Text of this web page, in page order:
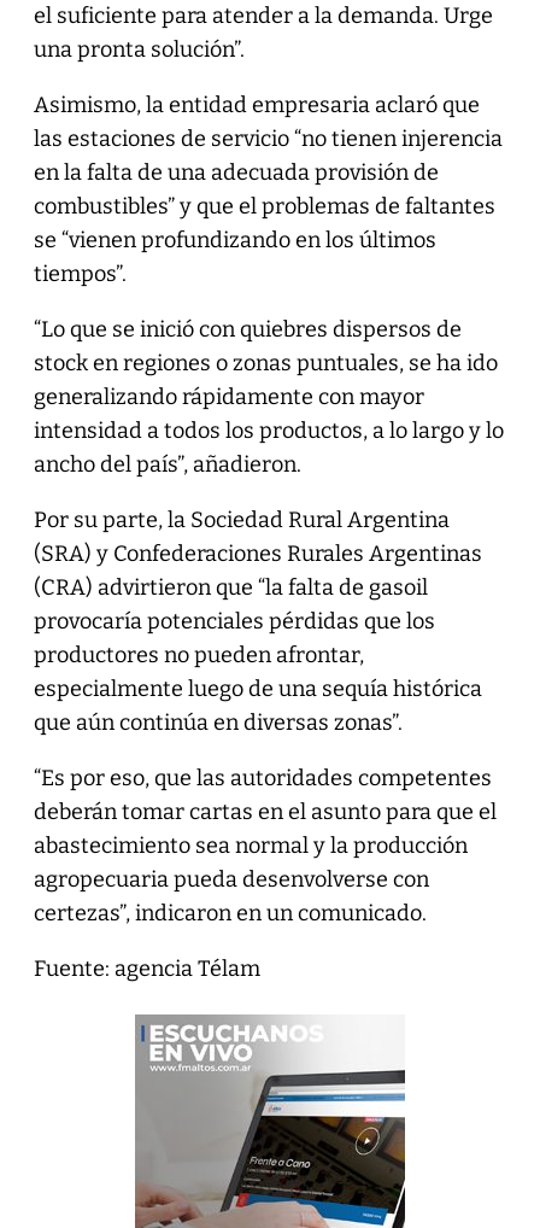
el suficiente para atender a la demanda. Urge
una pronta solución”.
Asimismo, la entidad empresaria aclaró que
las estaciones de servicio “no tienen injerencia
en la falta de una adecuada provisión de
combustibles” y que el problemas de faltantes
se “vienen profundizando en los últimos
tiempos”.
“Lo que se inició con quiebres dispersos de
stock en regiones o zonas puntuales, se ha ido
generalizando rápidamente con mayor
intensidad a todos los productos, a lo largo y lo
ancho del país”, añadieron.
Por su parte, la Sociedad Rural Argentina
(SRA) y Confederaciones Rurales Argentinas
(CRA) advirtieron que “la falta de gasoil
provocaría potenciales pérdidas que los
productores no pueden afrontar,
especialmente luego de una sequía histórica
que aún continúa en diversas zonas”.
“Es por eso, que las autoridades competentes
deberán tomar cartas en el asunto para que el
abastecimiento sea normal y la producción
agropecuaria pueda desenvolverse con
certezas”, indicaron en un comunicado.
Fuente: agencia Télam